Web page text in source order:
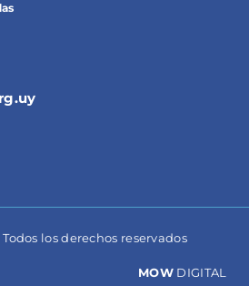
Todos los derechos reservados
MOW DIGITAL